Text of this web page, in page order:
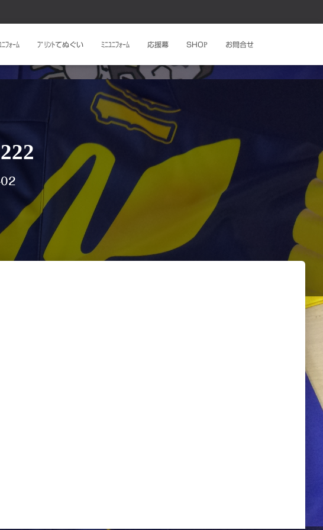
ﾆﾌｫｰﾑ ﾌﾟﾘﾝﾄてぬぐい ﾐﾆﾕﾆﾌｫｰﾑ 応援幕 SHOP お問合せ